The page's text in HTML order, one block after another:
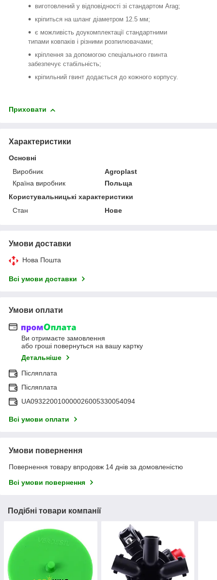
виготовлений у відповідності зі стандартом Arag;
кріпиться на шланг діаметром 12.5 мм;
є можливість доукомплектації стандартними
типами ковпаків і різними розпилювачами;
кріплення за допомогою спеціального гвинта
забезпечує стабільність;
кріпильний гвинт додається до кожного корпусу.
Приховати
Характеристики
Основні
Виробник
Agroplast
Країна виробник
Польща
Користувальницькі характеристики
Стан
Нове
Умови доставки
Нова Пошта
Всі умови доставки
Умови оплати
Ви отримаєте замовлення
або гроші повернуться на вашу картку
Детальніше
Післяплата
Післяплата
UA093220010000026005330054094
Всі умови оплати
Умови повернення
Повернення товару впродовж 14 днів за домовленістю
Всі умови повернення
Подібні товари компанії